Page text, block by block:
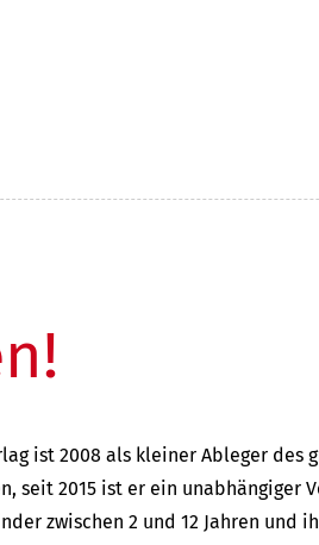
ist 2008 als kleiner Ableger des
seit 2015 ist er ein unabhängiger
zwischen 2 und 12 Jahren und